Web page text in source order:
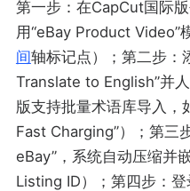
第一步：在CapCut国际
用“eBay Product Video”
间轴标记点）；第二步：
Translate to English”并
版支持批量术语库导入，
Fast Charging”）；第三
eBay”，系统自动压缩并
Listing ID）；第四步：